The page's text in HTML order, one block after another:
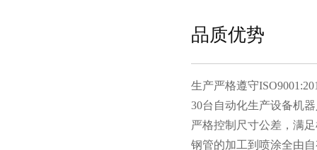
品质优势
生产严格遵守ISO9001:2015
30台自动化生产设备机器人
严格控制尺寸公差，满足
钢管的加工到喷涂全由自